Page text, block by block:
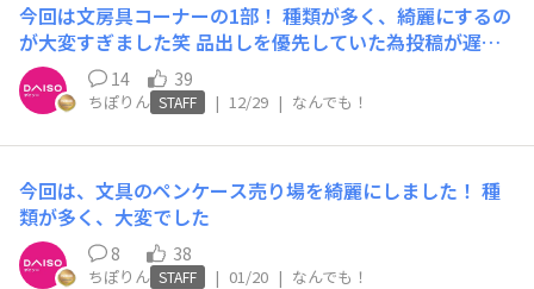
好きな方、これから釣りを始めたいと言う方はよろしくお
願いします！
今回は文房具コーナーの1部！ 種類が多く、綺麗にするの
が大変すぎました笑 品出しを優先していた為投稿が遅く
なりました💦 みなさんいつもダイソーへ来店して頂き、
ありがとうございます🙇‍♀️そして、スタッフの方などいつ
もお疲れ様です🍵 少しずつではありますが、これからも
「売り場綺麗にしたよ」投稿は続けますので、よろしくお
14 39
ちぽりん STAFF | 12/29 | なんでも！
今回は、文具のペンケース売り場を綺麗にしました！ 種
類が多く、大変でした
8 38
ちぽりん STAFF | 01/20 | なんでも！